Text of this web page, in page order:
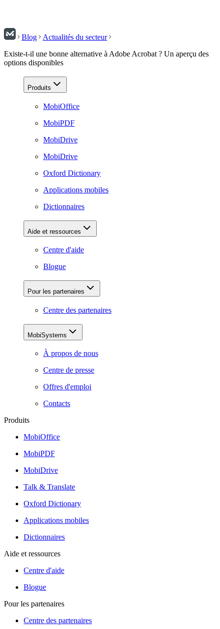
Blog
Actualités du secteur
Existe-t-il une bonne alternative à Adobe Acrobat ? Un aperçu des
options disponibles
Produits
MobiOffice
MobiPDF
MobiDrive
MobiDrive
Oxford Dictionary
Applications mobiles
Dictionnaires
Aide et ressources
Centre d'aide
Blogue
Pour les partenaires
Centre des partenaires
MobiSystems
À propos de nous
Centre de presse
Offres d'emploi
Contacts
Produits
MobiOffice
MobiPDF
MobiDrive
Talk & Translate
Oxford Dictionary
Applications mobiles
Dictionnaires
Aide et ressources
Centre d'aide
Blogue
Pour les partenaires
Centre des partenaires